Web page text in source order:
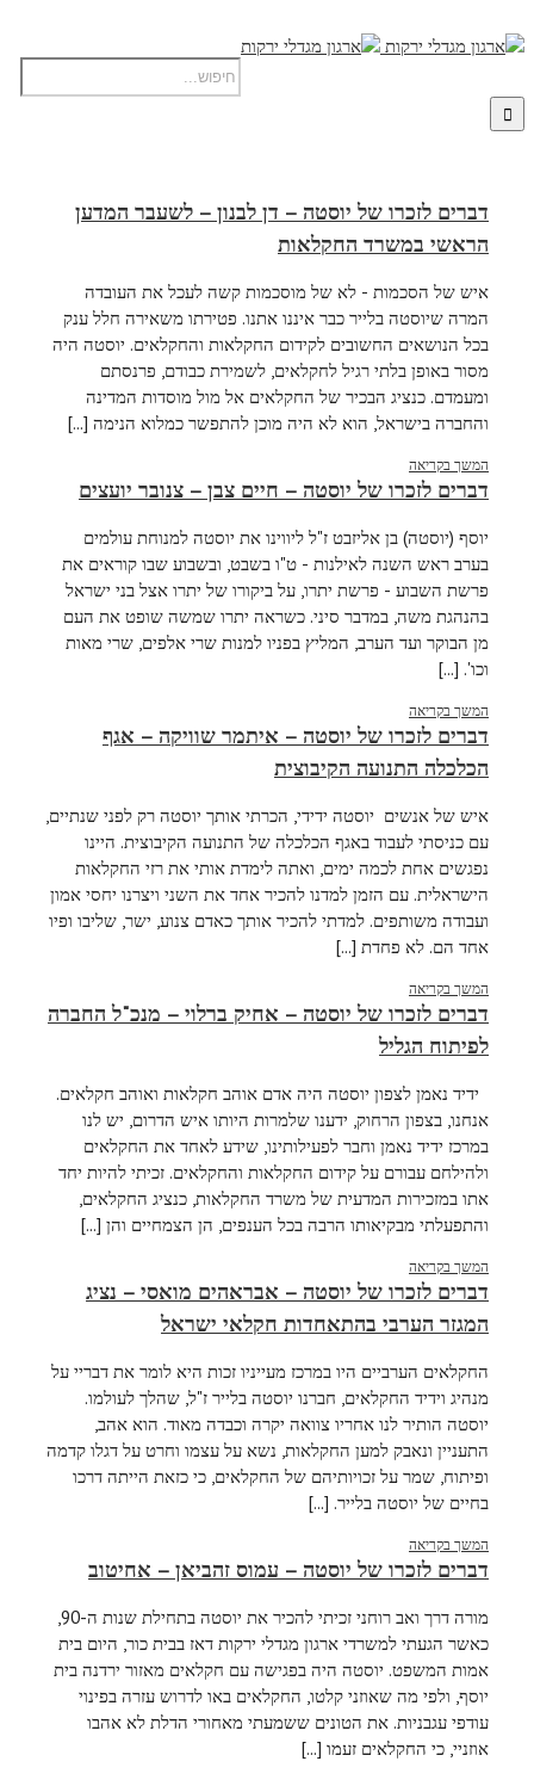
דברים לזכרו של יוסטה – דן לבנון – לשעבר המדען
הראשי במשרד החקלאות
איש של הסכמות - לא של מוסכמות קשה לעכל את העובדה
המרה שיוסטה בלייר כבר איננו אתנו. פטירתו משאירה חלל ענק
בכל הנושאים החשובים לקידום החקלאות והחקלאים. יוסטה היה
מסור באופן בלתי רגיל לחקלאים, לשמירת כבודם, פרנסתם
ומעמדם. כנציג הבכיר של החקלאים אל מול מוסדות המדינה
והחברה בישראל, הוא לא היה מוכן להתפשר כמלוא הנימה [...]
המשך בקריאה
דברים לזכרו של יוסטה – חיים צבן – צנובר יועצים
יוסף (יוסטה) בן אליזבט ז"ל ליווינו את יוסטה למנוחת עולמים
בערב ראש השנה לאילנות - ט"ו בשבט, ובשבוע שבו קוראים את
פרשת השבוע - פרשת יתרו, על ביקורו של יתרו אצל בני ישראל
בהנהגת משה, במדבר סיני. כשראה יתרו שמשה שופט את העם
מן הבוקר ועד הערב, המליץ בפניו למנות שרי אלפים, שרי מאות
וכו'. [...]
המשך בקריאה
דברים לזכרו של יוסטה – איתמר שוויקה – אגף
הכלכלה התנועה הקיבוצית
איש של אנשים יוסטה ידידי, הכרתי אותך יוסטה רק לפני שנתיים,
עם כניסתי לעבוד באגף הכלכלה של התנועה הקיבוצית. היינו
נפגשים אחת לכמה ימים, ואתה לימדת אותי את רזי החקלאות
הישראלית. עם הזמן למדנו להכיר אחד את השני ויצרנו יחסי אמון
ועבודה משותפים. למדתי להכיר אותך כאדם צנוע, ישר, שליבו ופיו
אחד הם. לא פחדת [...]
המשך בקריאה
דברים לזכרו של יוסטה – אחיק ברלוי – מנכ"ל החברה
לפיתוח הגליל
ידיד נאמן לצפון יוסטה היה אדם אוהב חקלאות ואוהב חקלאים.
אנחנו, בצפון הרחוק, ידענו שלמרות היותו איש הדרום, יש לנו
במרכז ידיד נאמן וחבר לפעילותינו, שידע לאחד את החקלאים
ולהילחם עבורם על קידום החקלאות והחקלאים. זכיתי להיות יחד
אתו במזכירות המדעית של משרד החקלאות, כנציג החקלאים,
והתפעלתי מבקיאותו הרבה בכל הענפים, הן הצמחיים והן [...]
המשך בקריאה
דברים לזכרו של יוסטה – אבראהים מואסי – נציג
המגזר הערבי בהתאחדות חקלאי ישראל
החקלאים הערביים היו במרכז מעייניו זכות היא לומר את דבריי על
מנהיג וידיד החקלאים, חברנו יוסטה בלייר ז"ל, שהלך לעולמו.
יוסטה הותיר לנו אחריו צוואה יקרה וכבדה מאוד. הוא אהב,
התעניין ונאבק למען החקלאות, נשא על עצמו וחרט על דגלו קדמה
ופיתוח, שמר על זכויותיהם של החקלאים, כי כזאת הייתה דרכו
בחיים של יוסטה בלייר. [...]
המשך בקריאה
דברים לזכרו של יוסטה – עמוס זהביאן – אחיטוב
מורה דרך ואב רוחני זכיתי להכיר את יוסטה בתחילת שנות ה-90,
כאשר הגעתי למשרדי ארגון מגדלי ירקות דאז בבית כור, היום בית
אמות המשפט. יוסטה היה בפגישה עם חקלאים מאזור ירדנה בית
יוסף, ולפי מה שאוזני קלטו, החקלאים באו לדרוש עזרה בפינוי
עודפי עגבניות. את הטונים ששמעתי מאחורי הדלת לא אהבו
אוזניי, כי החקלאים זעמו [...]